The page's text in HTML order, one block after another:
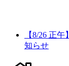
【8/26 正
知らせ